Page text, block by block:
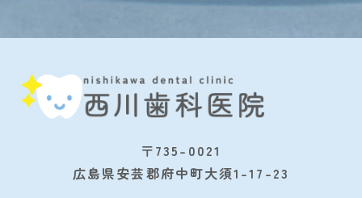
〒735-0021
広島県安芸郡府中町大須1-17-23